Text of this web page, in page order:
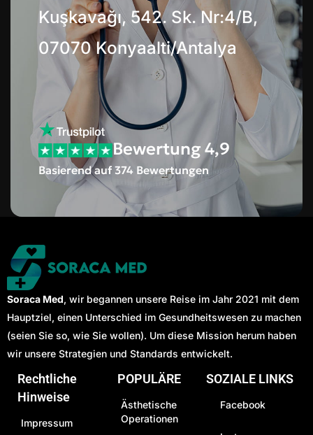
Kuşkavağı, 542. Sk. Nr:4/B,
07070 Konyaalti/Antalya
Bewertung 4,9
Basierend auf 374 Bewertungen
Soraca Med, wir begannen unsere Reise im Jahr 2021 mit dem
Hauptziel, einen Unterschied im Gesundheitswesen zu machen
(seien Sie so, wie Sie wollen). Um diese Mission herum haben
wir unsere Strategien und Standards entwickelt.
Rechtliche
Hinweise
Impressum
POPULÄRE
Ästhetische
Operationen
SOZIALE LINKS
Facebook